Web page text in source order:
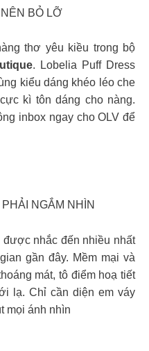
BỎ LỠ
thơ yêu kiều trong bộ
. Lobelia Puff Dress
kiểu dáng khéo léo che
kì tôn dáng cho nàng.
inbox ngay cho OLV để
NGẮM NHÌN
được nhắc đến nhiều nhất
gần đây. Mềm mại và
mát, tô điểm hoạ tiết
lạ. Chỉ cần diện em váy
mọi ánh nhìn